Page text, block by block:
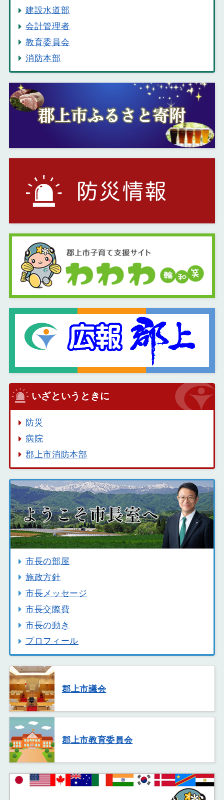
建設水道部
会計管理者
教育委員会
消防本部
いざというときに
防災
病院
郡上市消防本部
市長の部屋
施政方針
市長メッセージ
市長交際費
市長の動き
プロフィール
郡上市議会
郡上市教育委員会